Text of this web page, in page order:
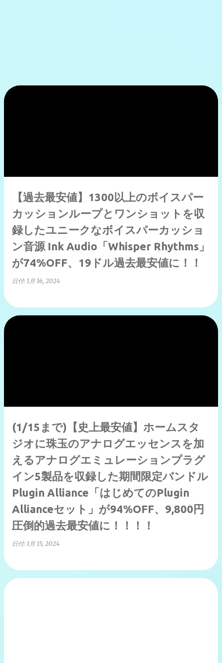
【過去最安値】1300以上のボイスパー
カッションループとワンショットを収
録したユニークなボイスパーカッショ
ン音源 Ink Audio「Whisper Rhythms」
が74%OFF、19ドル過去最安値に！！
日付: 1月 16, 2024
(1/15まで)【史上最安値】ホームスタ
ジオに珠玉のアナログエッセンスを加
えるアナログエミュレーションプラグ
イン5製品を収録した期間限定バンドル
Plugin Alliance「はじめてのPlugin
Allianceセット」が94%OFF、9,800円
圧倒的過去最安値に！！！！
日付: 1月 15, 2024